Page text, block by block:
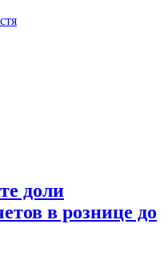
доли
в рознице до